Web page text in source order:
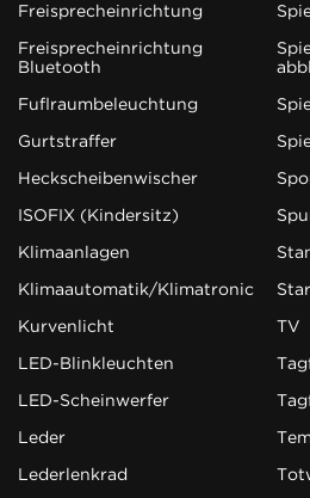
Freisprecheinrichtung
Freisprecheinrichtung
Bluetooth
Fußraumbeleuchtung
Gurtstraffer
Heckscheibenwischer
ISOFIX (Kindersitz)
Klimaanlagen
Klimaautomatik/Klimatronic
Kurvenlicht
LED-Blinkleuchten
LED-Scheinwerfer
Leder
Lederlenkrad
TV